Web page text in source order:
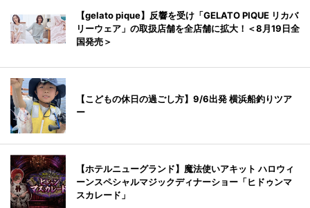
【gelato pique】反響を受け「GELATO PIQUE リカバ
リーウェア」の取扱店舗を全店舗に拡大！＜8月19日全
国発売＞
【こどもの休日の過ごし方】9/6出発 横浜船釣りツア
ー
【ホテルニューグランド】魔法使いアキット ハロウィ
ーンスペシャルマジックディナーショー「ヒドゥンマ
スカレード」